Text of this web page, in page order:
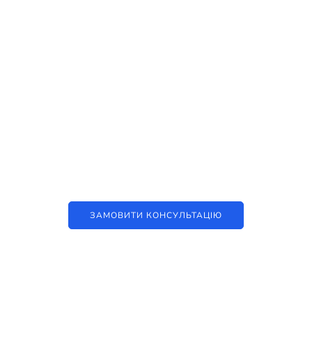
ЗАМОВИТИ КОНСУЛЬТАЦІЮ